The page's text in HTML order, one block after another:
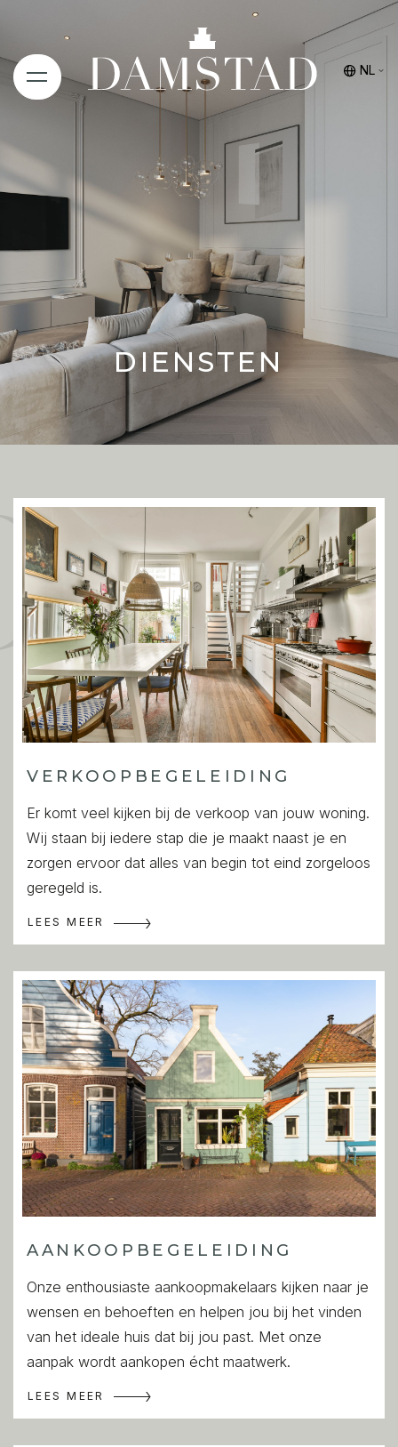
NL
DIENSTEN
VERKOOP­BEGELEIDING
Er komt veel kijken bij de verkoop van jouw woning.
Wij staan bij iedere stap die je maakt naast je en
zorgen ervoor dat alles van begin tot eind zorgeloos
geregeld is.
LEES MEER
AANKOOP­BEGELEIDING
Onze enthousiaste aankoopmakelaars kijken naar je
wensen en behoeften en helpen jou bij het vinden
van het ideale huis dat bij jou past. Met onze
aanpak wordt aankopen écht maatwerk.
LEES MEER